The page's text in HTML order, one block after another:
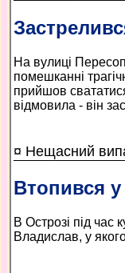
На вулиці
помешканні
прийшов
відмовила - він
¤ Нещасний
Втопився у
В Острозі під час
Владислав, у